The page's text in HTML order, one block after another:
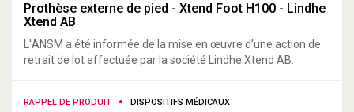
Prothèse externe de pied - Xtend Foot H100 - Lindhe
Xtend AB
L'ANSM a été informée de la mise en œuvre d’une action de
retrait de lot effectuée par la société Lindhe Xtend AB.
RAPPEL DE PRODUIT
DISPOSITIFS MÉDICAUX